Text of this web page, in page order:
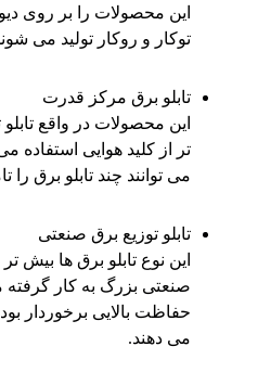
این محصولات را بر روی
توکار و روکار تولید می
تابلو برق مرکز قدرت
این محصولات در واقع
تر از کلید هوایی استفاده
می توانند چند تابلو برق را
تابلو توزیع برق صنعتی
این نوع تابلو برق ها بیش
صنعتی بزرگ به کار
حفاظت بالایی برخوردار
می دهند.